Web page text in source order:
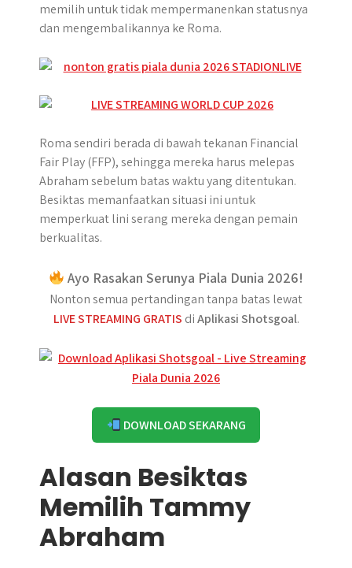
memilih untuk tidak mempermanenkan statusnya
dan mengembalikannya ke Roma.
Roma sendiri berada di bawah tekanan Financial
Fair Play (FFP), sehingga mereka harus melepas
Abraham sebelum batas waktu yang ditentukan.
Besiktas memanfaatkan situasi ini untuk
memperkuat lini serang mereka dengan pemain
berkualitas.
Ayo Rasakan Serunya Piala Dunia 2026!
Nonton semua pertandingan tanpa batas lewat
LIVE STREAMING GRATIS diAplikasi Shotsgoal.
DOWNLOAD SEKARANG
Alasan Besiktas
Memilih Tammy
Abraham